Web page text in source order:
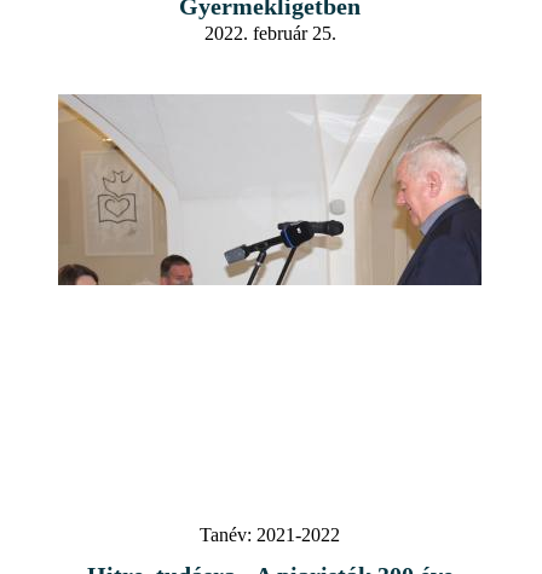
Gyermekligetben
2022. február 25.
Tanév: 2021-2022